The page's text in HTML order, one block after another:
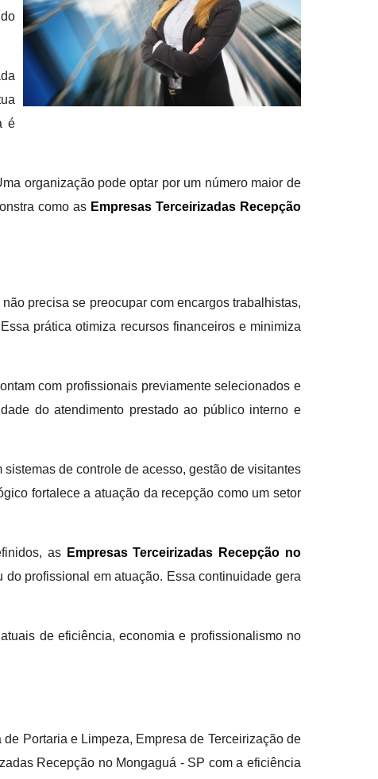
é
organização pode optar por um número maior de
como as Empresas Terceirizadas Recepção
precisa se preocupar com encargos trabalhistas,
prática otimiza recursos financeiros e minimiza
com profissionais previamente selecionados e
do atendimento prestado ao público interno e
de controle de acesso, gestão de visitantes
fortalece a atuação da recepção como um setor
as Empresas Terceirizadas Recepção no
profissional em atuação. Essa continuidade gera
de eficiência, economia e profissionalismo no
Portaria e Limpeza, Empresa de Terceirização de
Recepção no Mongaguá - SP com a eficiência